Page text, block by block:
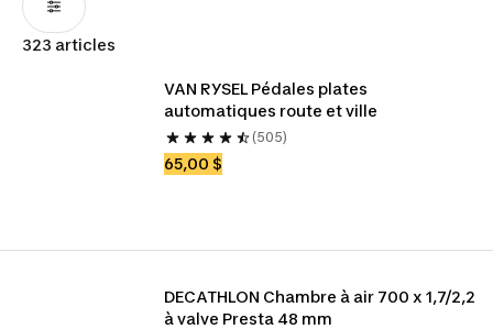
323 articles
VAN RYSEL Pédales plates
automatiques route et ville
(505)
65,00 $
DECATHLON Chambre à air 700 x 1,7/2,2
à valve Presta 48 mm